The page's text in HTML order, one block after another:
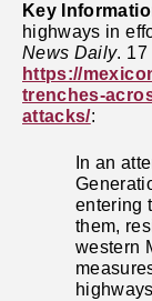
Key
highways in
News Daily. 17
https://
trenches-
attacks/:
In an
entering
them,
western